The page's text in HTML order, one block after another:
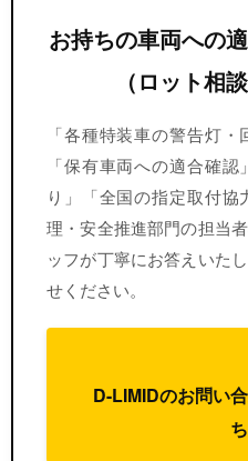
お持ちの車両への
（ロット相
「各種特装車の警告灯・
「保有車両への適合確
り」「全国の指定取付
理・安全推進部門の担当
ッフが丁寧にお答えいた
せください。
D-LIMIDのお問い